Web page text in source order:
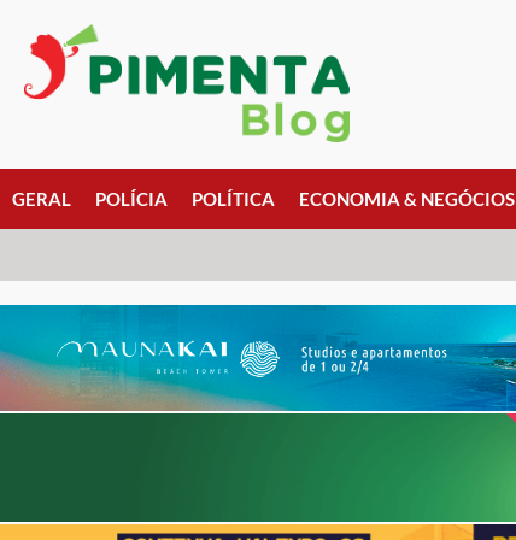
GERAL POLÍCIA POLÍTICA ECONOMIA & NEGÓCIOS